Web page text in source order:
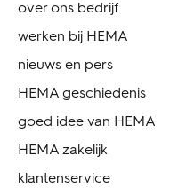
over ons bedrijf
werken bij HEMA
nieuws en pers
HEMA geschiedenis
goed idee van HEMA
HEMA zakelijk
klantenservice